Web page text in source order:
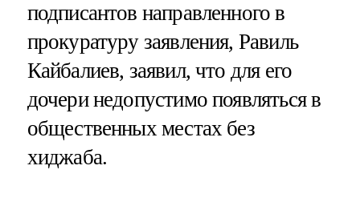
подписантов направленного в
прокуратуру заявления, Равиль
Кайбалиев, заявил, что для его
дочери недопустимо появляться в
общественных местах без
хиджаба.